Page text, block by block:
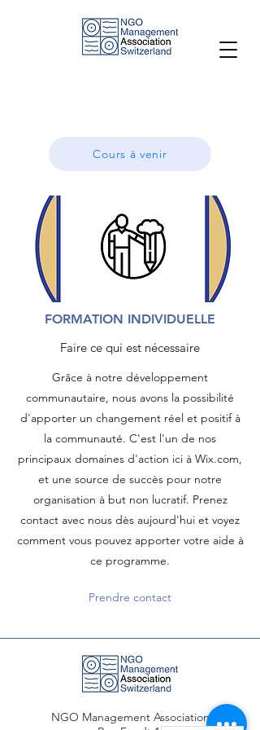
Cours à venir
FORMATION INDIVIDUELLE
Faire ce qui est nécessaire
Grâce à notre développement
communautaire, nous avons la possibilité
d'apporter un changement réel et positif à
la communauté. C'est l'un de nos
principaux domaines d'action ici à Wix.com,
et une source de succès pour notre
organisation à but non lucratif. Prenez
contact avec nous dès aujourd'hui et voyez
comment vous pouvez apporter votre aide à
ce programme.
Prendre contact
NGO Management Association